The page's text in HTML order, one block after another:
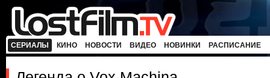
СЕРИАЛЫ КИНО НОВОСТИ ВИДЕО НОВИНКИ РАСПИСАНИЕ